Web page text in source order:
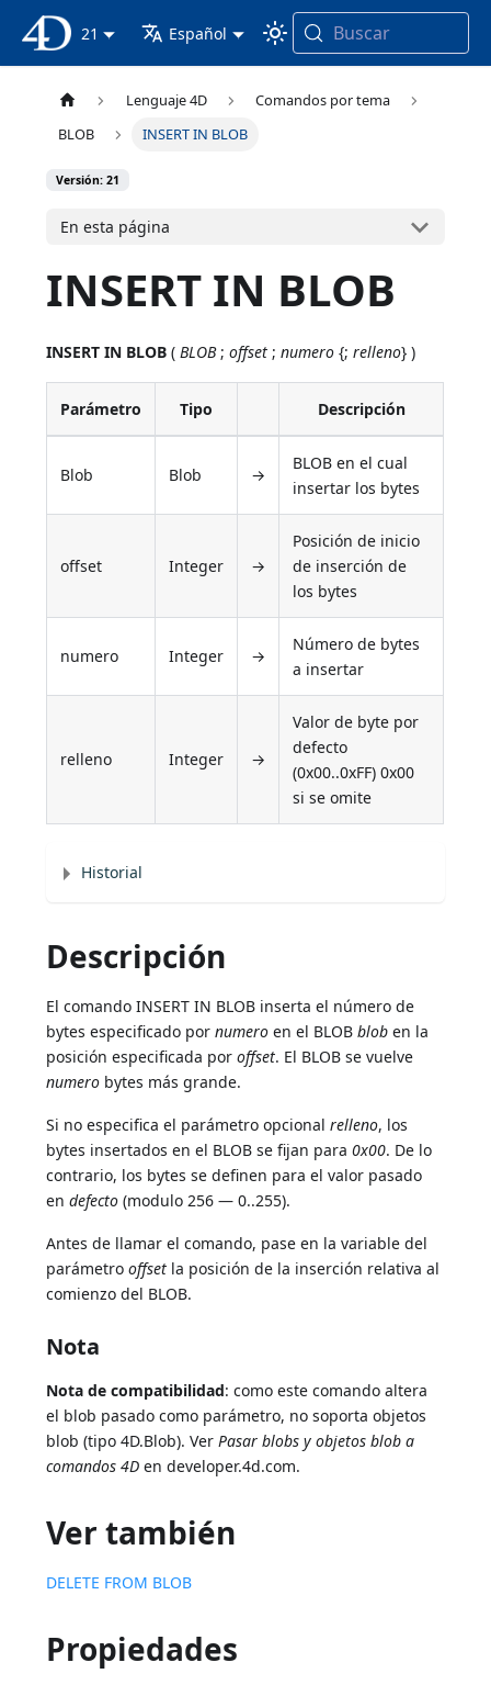
Documentación 4D
21 Español Buscar
Lenguaje 4D
Comandos por tema
BLOB
INSERT IN BLOB
Versión: 21
En esta página
INSERT IN BLOB
INSERT IN BLOB (BLOB;offset ;numero {;relleno} )
Parámetro Tipo Descripción
Blob Blob →
BLOB en el cual
insertar los bytes
offset Integer →
Posición de inicio
de inserción de
los bytes
numero Integer →
Número de bytes
a insertar
relleno Integer →
Valor de byte por
defecto
(0x00..0xFF) 0x00
si se omite
Historial
Descripción
El comando INSERT IN BLOB inserta el número de
bytes especificado pornumero en el BLOBblob en la
posición especificada poroffset. El BLOB se vuelve
numero bytes más grande.
Si no especifica el parámetro opcionalrelleno, los
bytes insertados en el BLOB se fijan para0x00. De lo
contrario, los bytes se definen para el valor pasado
endefecto (modulo 256 — 0..255).
Antes de llamar el comando, pase en la variable del
parámetrooffset la posición de la inserción relativa al
comienzo del BLOB.
Nota
Nota de compatibilidad: como este comando altera
el blob pasado como parámetro, no soporta objetos
blob (tipo 4D.Blob). VerPasar blobs y objetos blob a
comandos 4D en developer.4d.com.
Ver también
DELETE FROM BLOB
Propiedades